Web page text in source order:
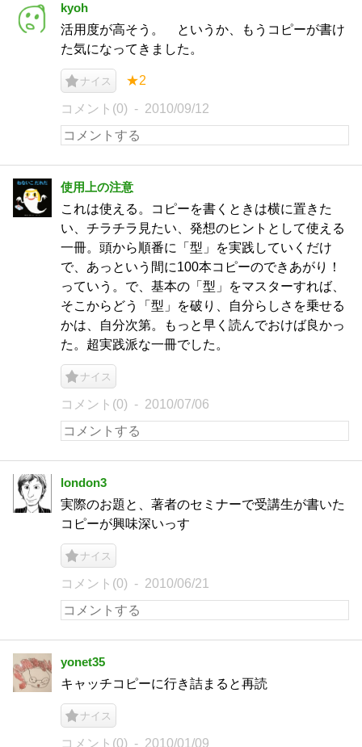
kyoh
活用度が高そう。 というか、もうコピーが書け
た気になってきました。
ナイス ★2
コメント(0) 2010/09/12
使用上の注意
これは使える。コピーを書くときは横に置きた
い、チラチラ見たい、発想のヒントとして使える
一冊。頭から順番に「型」を実践していくだけ
で、あっという間に100本コピーのできあがり！
っていう。で、基本の「型」をマスターすれば、
そこからどう「型」を破り、自分らしさを乗せる
かは、自分次第。もっと早く読んでおけば良かっ
た。超実践派な一冊でした。
ナイス
コメント(0) 2010/07/06
london3
実際のお題と、著者のセミナーで受講生が書いた
コピーが興味深いっす
ナイス
コメント(0) 2010/06/21
yonet35
キャッチコピーに行き詰まると再読
ナイス
コメント(0) 2010/01/09